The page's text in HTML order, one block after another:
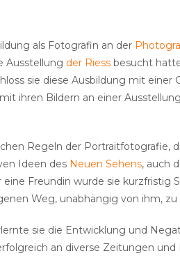
als Fotografin an der
Ausstellung der Riess besucht
sie diese Ausbildung mit einer
ihren Bildern an einer
Regeln der Portraitfotografie,
Ideen des Neuen Sehens, auch
Freundin wurde sie kurzfristig
Weg, unabhängig von ihm, zu
sie die Entwicklung und
an diverse Zeitungen und